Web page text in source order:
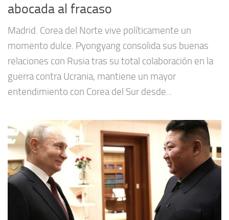
abocada al fracaso
Madrid. Corea del Norte vive políticamente un
momento dulce. Pyongyang consolida sus buenas
relaciones con Rusia tras su total colaboración en la
guerra contra Ucrania, mantiene un mayor
entendimiento con Corea del Sur desde...